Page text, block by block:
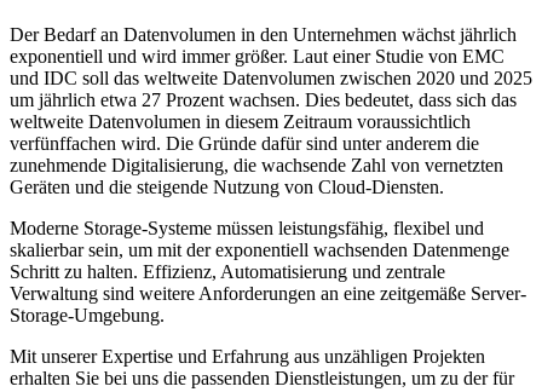
Der Bedarf an Datenvolumen in den Unternehmen wächst jährlich
exponentiell und wird immer größer. Laut einer Studie von EMC
und IDC soll das weltweite Datenvolumen zwischen 2020 und 2025
um jährlich etwa 27 Prozent wachsen. Dies bedeutet, dass sich das
weltweite Datenvolumen in diesem Zeitraum voraussichtlich
verfünffachen wird. Die Gründe dafür sind unter anderem die
zunehmende Digitalisierung, die wachsende Zahl von vernetzten
Geräten und die steigende Nutzung von Cloud-Diensten.
Moderne Storage-Systeme müssen leistungsfähig, flexibel und
skalierbar sein, um mit der exponentiell wachsenden Datenmenge
Schritt zu halten. Effizienz, Automatisierung und zentrale
Verwaltung sind weitere Anforderungen an eine zeitgemäße Server-
Storage-Umgebung.
Mit unserer Expertise und Erfahrung aus unzähligen Projekten
erhalten Sie bei uns die passenden Dienstleistungen, um zu der für